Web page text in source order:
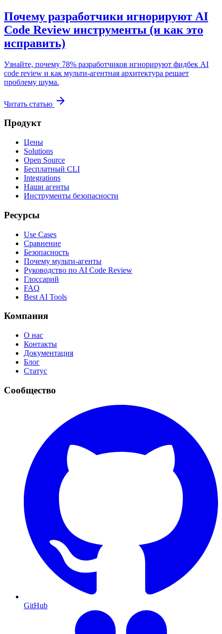
Почему разработчики игнорируют AI
Code Review инструменты (и как это
исправить)
Узнайте, почему 78% разработчиков игнорируют фидбек AI
code review и как мульти-агентная архитектура решает
проблему шума.
Читать статью
Продукт
Цены
Solutions
Open Source
Бесплатный CLI
Integrations
Наши агенты
Инструменты безопасности
Ресурсы
Use Cases
Сравнение
Безопасность
Почему мульти-агенты
Руководство по AI Code Review
Глоссарий
FAQ
Best AI Tools
Компания
О нас
Контакты
Документация
Блог
Статус
Сообщество
GitHub